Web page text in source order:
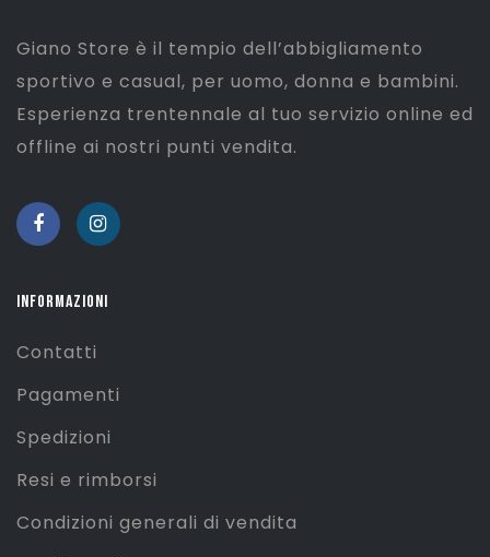
Giano Store è il tempio dell’abbigliamento
sportivo e casual, per uomo, donna e bambini.
Esperienza trentennale al tuo servizio online ed
offline ai nostri punti vendita.
INFORMAZIONI
Contatti
Pagamenti
Spedizioni
Resi e rimborsi
Condizioni generali di vendita